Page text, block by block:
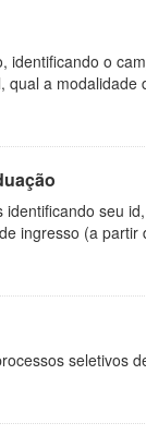
identificando o
qual a modalidade
seu
ingresso (a partir
seletivos